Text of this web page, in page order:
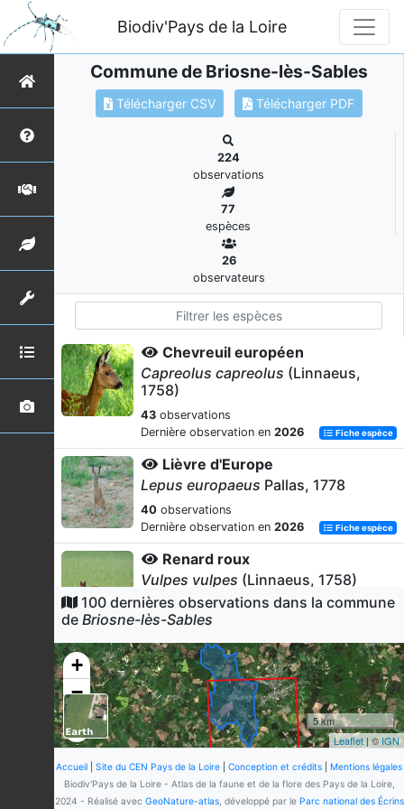
Biodiv'Pays de la Loire
Commune de Briosne-lès-Sables
Télécharger CSV Télécharger PDF
224
observations
77
espèces
26
observateurs
Chevreuil européen
Capreolus capreolus (Linnaeus,
1758)
43 observations
Dernière observation en 2026 Fiche espèce
Lièvre d'Europe
Lepus europaeus Pallas, 1778
40 observations
Dernière observation en 2026 Fiche espèce
Renard roux
Vulpes vulpes (Linnaeus, 1758)
28observations
Dernière observation en
Bécasse des bois
Scolopax rusticolaLinnaeus,
1758
4observations
Dernière observation en2026 Fiche espèce
Sanglier
Sus scrofaLinnaeus, 1758
100 dernières observations dans la commune
de Briosne-lès-Sables
+
−
5 km
Leaflet | © IGN
Accueil Site du CEN Pays de la Loire Conception et crédits
Mentions légales
Biodiv'Pays de la Loire - Atlas de la faune et de la flore des Pays de la Loire,
2024 - Réalisé avec GeoNature-atlas, développé par le Parc national des Écrins